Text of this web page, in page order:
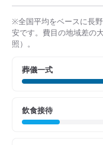
※全国平均をベースに長
安です。費目の地域差の
照）。
葬儀一式
飲食接待